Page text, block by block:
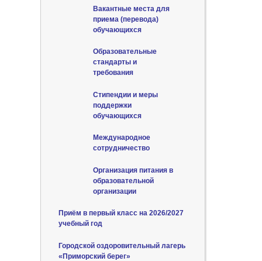
Вакантные места для
приема (перевода)
обучающихся
Образовательные
стандарты и
требования
Стипендии и меры
поддержки
обучающихся
Международное
сотрудничество
Организация питания в
образовательной
организации
Приём в первый класс на 2026/2027
учебный год
Городской оздоровительный лагерь
«Приморский берег»